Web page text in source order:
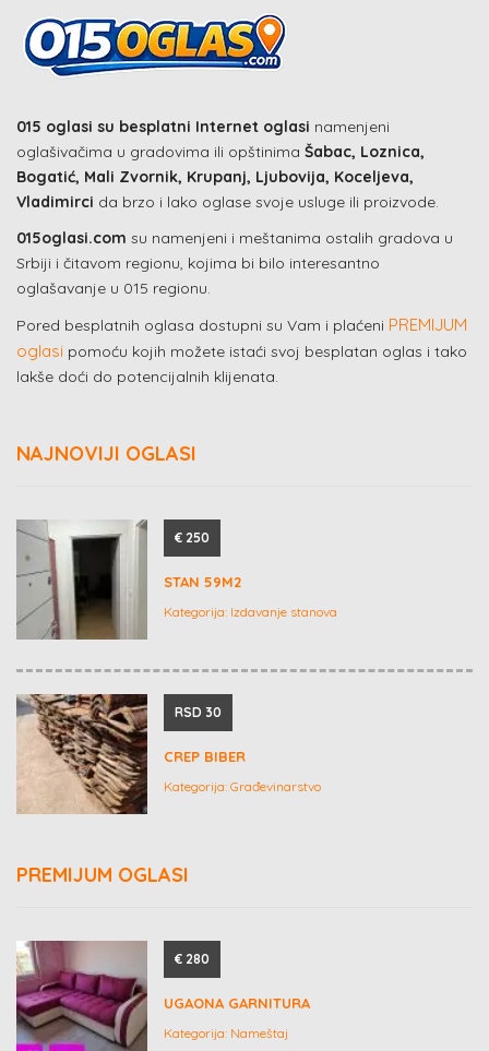
015 oglasi su besplatni Internet oglasi namenjeni
oglašivačima u gradovima ili opštinima Šabac, Loznica,
Bogatić, Mali Zvornik, Krupanj, Ljubovija, Koceljeva,
Vladimirci da brzo i lako oglase svoje usluge ili proizvode.
015oglasi.com su namenjeni i meštanima ostalih gradova u
Srbiji i čitavom regionu, kojima bi bilo interesantno
oglašavanje u 015 regionu.
Pored besplatnih oglasa dostupni su Vam i plaćeni PREMIJUM
oglasi pomoću kojih možete istaći svoj besplatan oglas i tako
lakše doći do potencijalnih klijenata.
NAJNOVIJI OGLASI
€ 250
STAN 59M2
Kategorija: Izdavanje stanova
RSD 30
CREP BIBER
Kategorija: Građevinarstvo
PREMIJUM OGLASI
€ 280
UGAONA GARNITURA
Kategorija: Nameštaj